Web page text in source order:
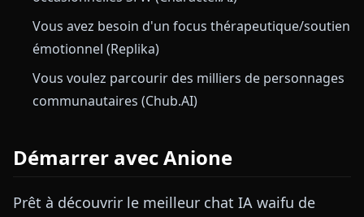
Vous avez besoin d'un focus thérapeutique/soutien
émotionnel (Replika)
Vous voulez parcourir des milliers de personnages
communautaires (Chub.AI)
Démarrer avec Anione
Prêt à découvrir le meilleur chat IA waifu de